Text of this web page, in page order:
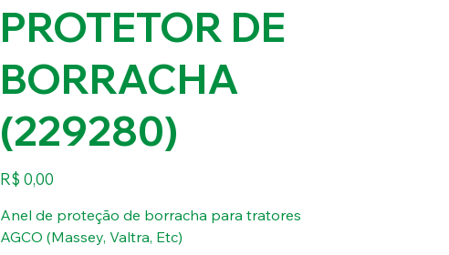
PROTETOR DE
BORRACHA
(229280)
Preço
R$ 0,00
Anel de proteção de borracha para tratores
AGCO (Massey, Valtra, Etc)